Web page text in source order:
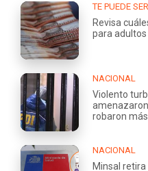
TE PUEDE
Revisa
para adultos
NACIONAL
Violento
robaron
NACIONAL
Minsal